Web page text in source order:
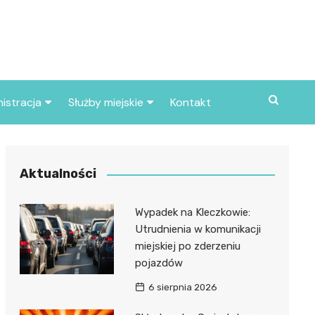
miasta
Służby miejskie
Policja
Kontakt
Aktualności
Wypadek na Kleczkowie:
Utrudnienia w komunikacji
miejskiej po zderzeniu
pojazdów
6 sierpnia 2026